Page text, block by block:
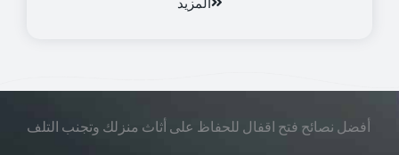
أفضل نصائح فتح اقفال للحفاظ على أثاث منزلك وتجنب التلف